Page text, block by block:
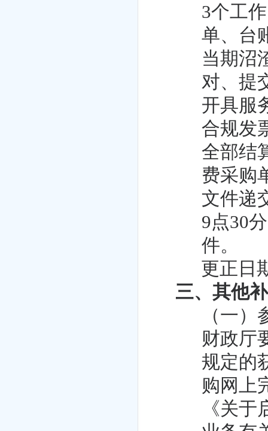
3个工
单、台
当期沼
对、提
开具服
合规发
全部结
费采购
文件递
9点30
件。
更正日
三、其他
（一
财政厅
规定的
购网上
《关